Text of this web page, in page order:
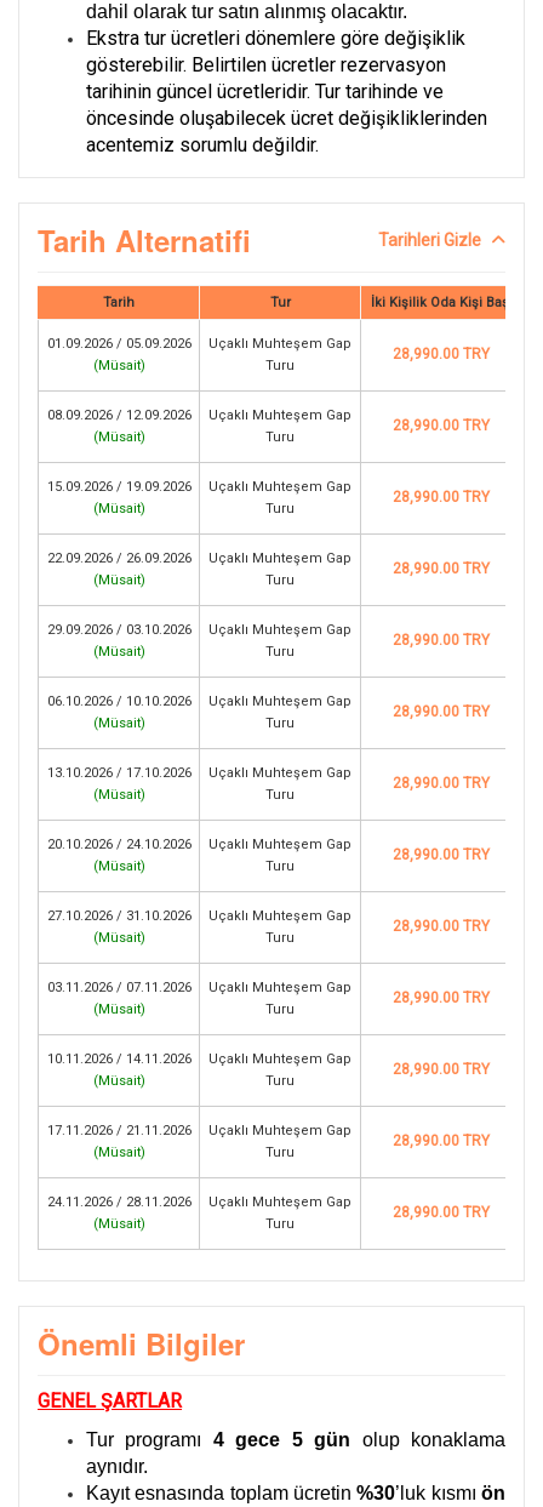
dahil olarak tur satın alınmış olacaktır.
Ekstra tur ücretleri dönemlere göre değişiklik
gösterebilir. Belirtilen ücretler rezervasyon
tarihinin güncel ücretleridir. Tur tarihinde ve
öncesinde oluşabilecek ücret değişikliklerinden
acentemiz sorumlu değildir.
Tarih Alternatifi Tarihleri Gizle
Tarih Tur İki Kişilik Oda Kişi Başı
01.09.2026 / 05.09.2026
(Müsait)
Uçaklı Muhteşem Gap
Turu
28,990.00 TRY
08.09.2026 / 12.09.2026
(Müsait)
Uçaklı Muhteşem Gap
Turu
28,990.00 TRY
15.09.2026 / 19.09.2026
(Müsait)
Uçaklı Muhteşem Gap
Turu
28,990.00 TRY
22.09.2026 / 26.09.2026
(Müsait)
Uçaklı Muhteşem Gap
Turu
28,990.00 TRY
29.09.2026 / 03.10.2026
(Müsait)
Uçaklı Muhteşem Gap
Turu
28,990.00 TRY
06.10.2026 / 10.10.2026
(Müsait)
Uçaklı Muhteşem Gap
Turu
28,990.00 TRY
13.10.2026 / 17.10.2026
(Müsait)
Uçaklı Muhteşem Gap
Turu
28,990.00 TRY
20.10.2026 / 24.10.2026
(Müsait)
Uçaklı Muhteşem Gap
Turu
28,990.00 TRY
27.10.2026 / 31.10.2026
(Müsait)
Uçaklı Muhteşem Gap
Turu
28,990.00 TRY
03.11.2026 / 07.11.2026
(Müsait)
Uçaklı Muhteşem Gap
Turu
28,990.00 TRY
10.11.2026 / 14.11.2026
(Müsait)
Uçaklı Muhteşem Gap
Turu
28,990.00 TRY
17.11.2026 / 21.11.2026
(Müsait)
Uçaklı Muhteşem Gap
Turu
28,990.00 TRY
24.11.2026 / 28.11.2026
(Müsait)
Uçaklı Muhteşem Gap
Turu
28,990.00 TRY
Önemli Bilgiler
GENEL ŞARTLAR
Tur programı 4 gece 5 gün olup konaklama
aynıdır.
Kayıt esnasında toplam ücretin%30’luk kısmıön